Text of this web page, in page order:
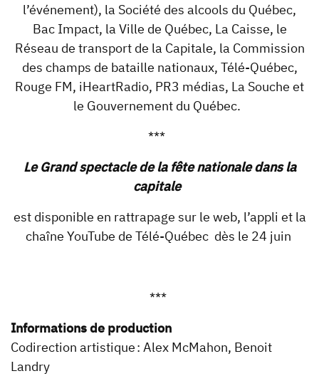
l’événement), la Société des alcools du Québec,
Bac Impact, la Ville de Québec, La Caisse, le
Réseau de transport de la Capitale, la Commission
des champs de bataille nationaux, Télé-Québec,
Rouge FM, iHeartRadio, PR3 médias, La Souche et
le Gouvernement du Québec.
***
Le Grand spectacle de la fête nationale dans la
capitale
est disponible en rattrapage sur le web, l’appli et la
chaîne YouTube de Télé-Québec dès le 24 juin
***
Informations de production
Codirection artistique : Alex McMahon, Benoit
Landry